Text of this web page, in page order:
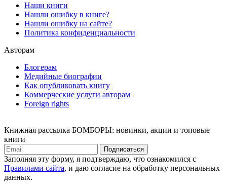
Наши книги
Нашли ошибку в книге?
Нашли ошибку на сайте?
Политика конфиденциальности
Авторам
Блогерам
Медийные биографии
Как опубликовать книгу
Коммерческие услуги авторам
Foreign rights
Книжная рассылка БОМБОРЫ: новинки, акции и топовые
книги
Подписаться
Заполняя эту форму, я подтверждаю, что ознакомился с
Правилами сайта, и даю согласие на обработку персональных
данных.